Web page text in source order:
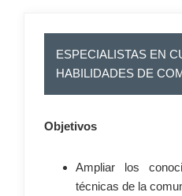
ESPECIALISTAS EN
HABILIDADES DE
Objetivos
Ampliar los
técnicas de la